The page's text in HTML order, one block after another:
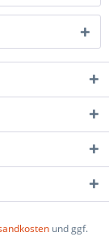
und ggf.